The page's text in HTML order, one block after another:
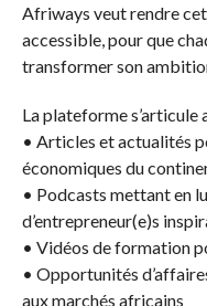
Afriways veut rendre
accessible, pour que
transformer son
La plateforme s’articule
• Articles et actualités
économiques du
• Podcasts mettant en
d’entrepreneur(e)s
• Vidéos de formation
• Opportunités
aux marchés africains